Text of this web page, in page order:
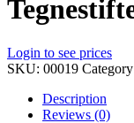
Login to see prices
SKU: 00019
Description
Reviews (0)